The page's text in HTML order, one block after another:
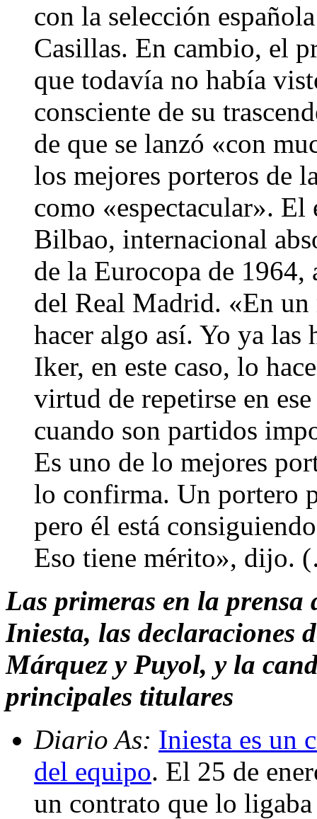
con la selección
Casillas. En cambio, el
que todavía no había
consciente de su
de que se lanzó «con
los mejores porteros de
como «espectacular».
Bilbao, internacional
de la Eurocopa de
del Real Madrid. «En un
hacer algo así. Yo ya las
Iker, en este caso, lo
virtud de repetirse en
cuando son partidos
Es uno de lo mejores
lo confirma. Un portero
pero él está
Eso tiene mérito», dijo.
Las primeras en la
Iniesta, las declaraciones
Márquez y Puyol, y la
principales titulares
Diario As: Iniesta es un
del equipo. El 25 de
un contrato que lo